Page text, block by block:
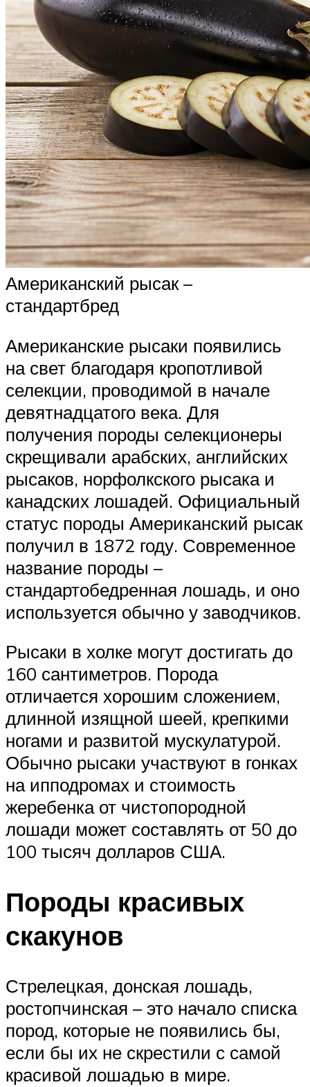
Американский рысак –
стандартбред
Американские рысаки появились
на свет благодаря кропотливой
селекции, проводимой в начале
девятнадцатого века. Для
получения породы селекционеры
скрещивали арабских, английских
рысаков, норфолкского рысака и
канадских лошадей. Официальный
статус породы Американский рысак
получил в 1872 году. Современное
название породы –
стандартобедренная лошадь, и оно
используется обычно у заводчиков.
Рысаки в холке могут достигать до
160 сантиметров. Порода
отличается хорошим сложением,
длинной изящной шеей, крепкими
ногами и развитой мускулатурой.
Обычно рысаки участвуют в гонках
на ипподромах и стоимость
жеребенка от чистопородной
лошади может составлять от 50 до
100 тысяч долларов США.
Породы красивых
скакунов
Стрелецкая, донская лошадь,
ростопчинская – это начало списка
пород, которые не появились бы,
если бы их не скрестили с самой
красивой лошадью в мире.